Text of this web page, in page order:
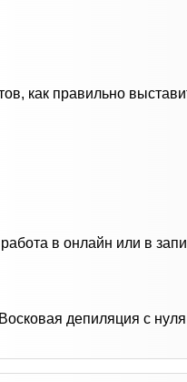
как правильно
в онлайн или в
депиляция с